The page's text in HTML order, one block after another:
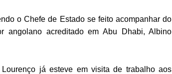
o Chefe de Estado se feito acompanhar do
angolano acreditado em Abu Dhabi, Albino
já esteve em visita de trabalho aos